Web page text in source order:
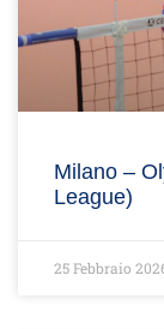
Milano –
League)
25 Febbraio